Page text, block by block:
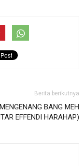
Berita berikutnya
MENGENANG BANG MEH
EFFENDI HARAHAP)